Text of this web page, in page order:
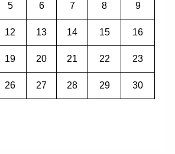
5 6 7 8 9
12 13 14 15 16
19 20 21 22 23
26 27 28 29 30